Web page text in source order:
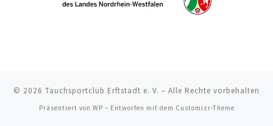
© 2026 Tauchsportclub Erftstadt e. V. – Alle Rechte vorbehalten
Präsentiert von WP – Entworfen mit dem Customizr-Theme